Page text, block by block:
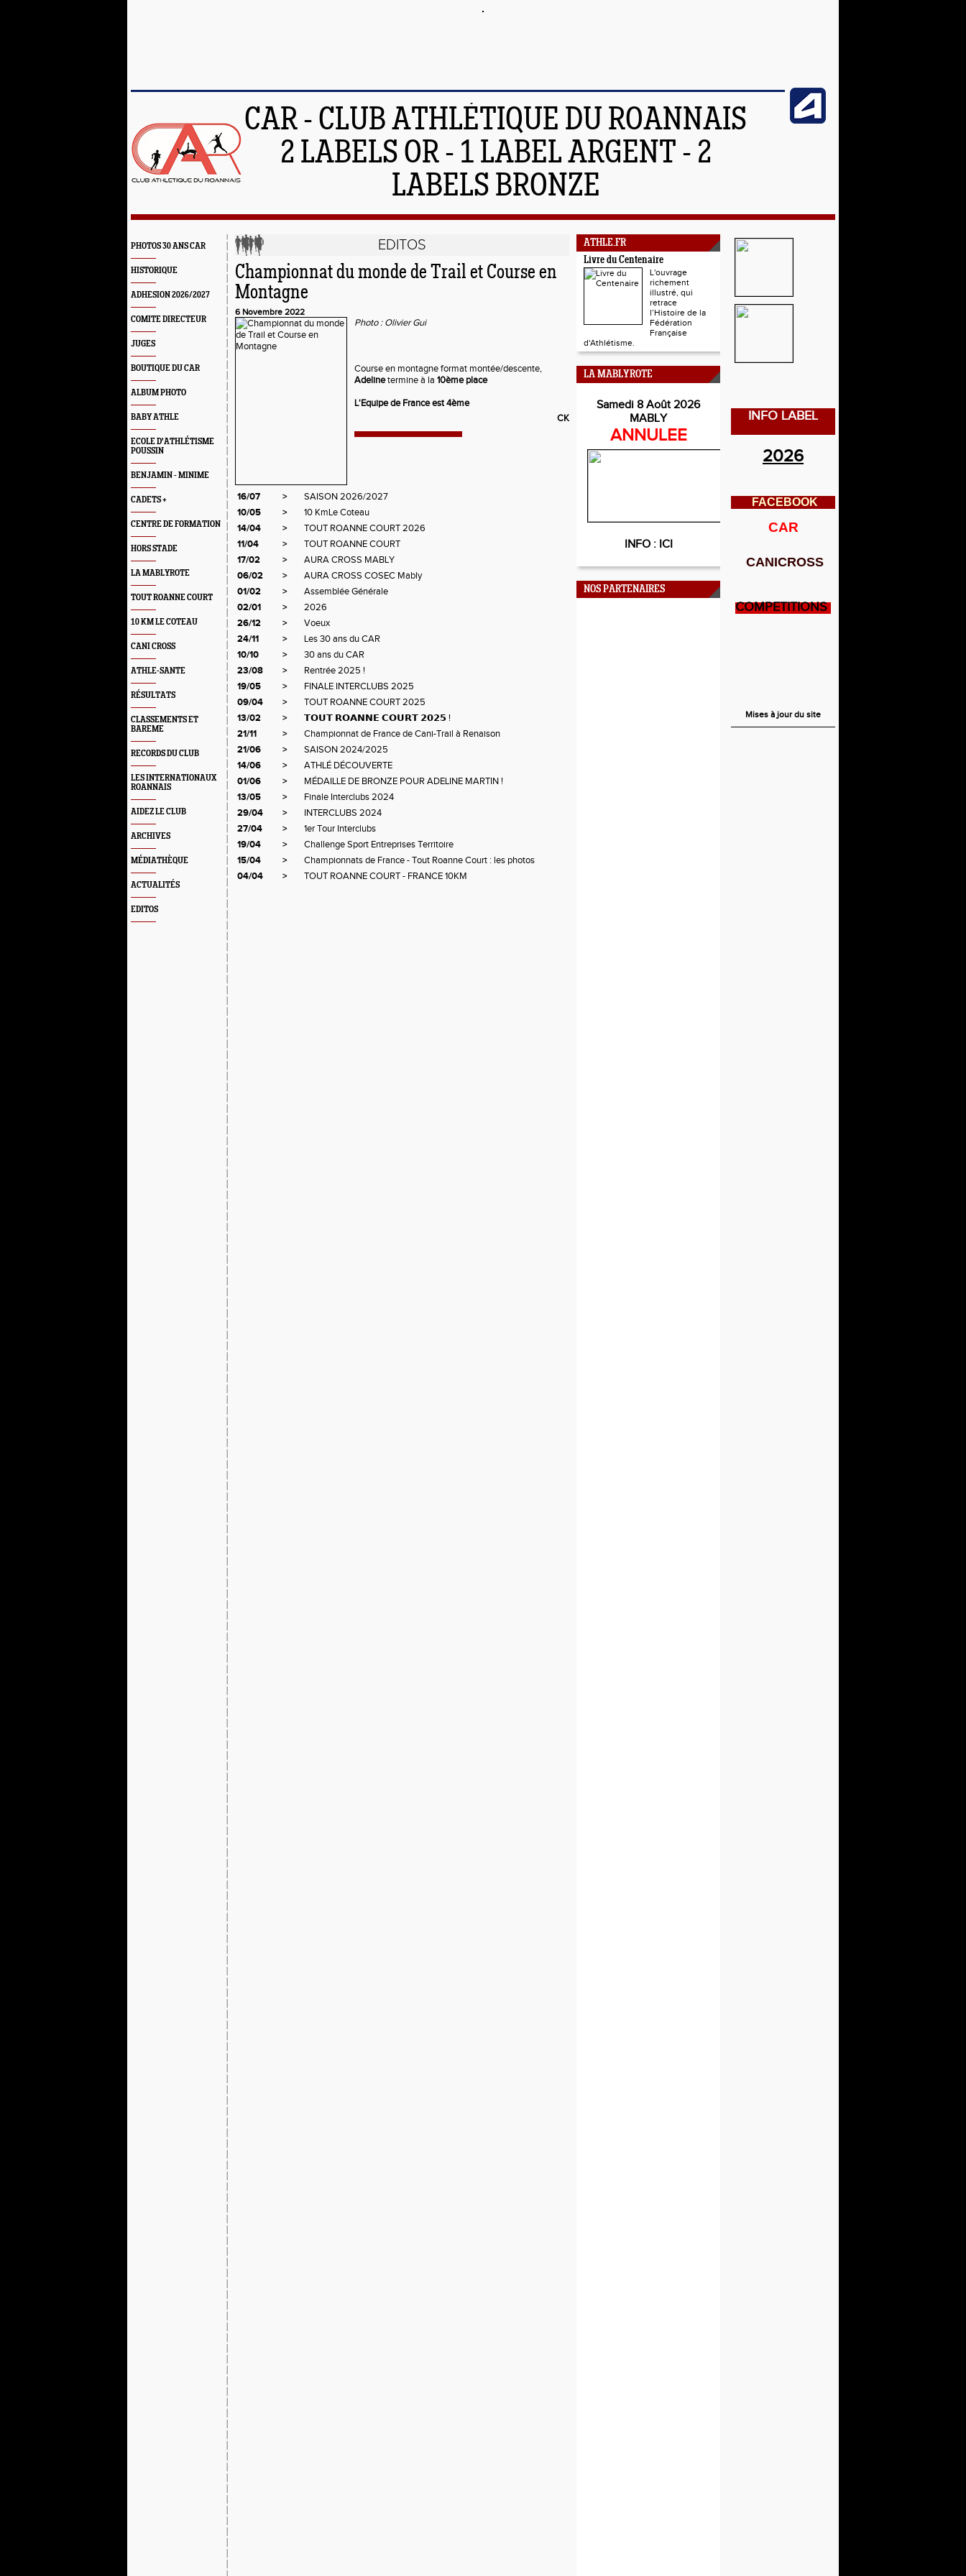
CAR - CLUB ATHLÉTIQUE DU ROANNAIS
2 LABELS OR - 1 LABEL ARGENT - 2
LABELS BRONZE
PHOTOS 30 ANS CAR
HISTORIQUE
ADHESION 2026/2027
COMITE DIRECTEUR
JUGES
BOUTIQUE DU CAR
ALBUM PHOTO
BABY ATHLE
ECOLE D'ATHLÉTISME
POUSSIN
BENJAMIN - MINIME
CADETS +
CENTRE DE FORMATION
HORS STADE
LA MABLYROTE
TOUT ROANNE COURT
10 KM LE COTEAU
CANI CROSS
ATHLE-SANTE
RÉSULTATS
CLASSEMENTS ET
BAREME
RECORDS DU CLUB
LES INTERNATIONAUX
ROANNAIS
AIDEZ LE CLUB
ARCHIVES
MÉDIATHÈQUE
ACTUALITÉS
EDITOS
EDITOS
Championnat du monde de Trail et Course en
Montagne
6 Novembre 2022
Photo : Olivier Gui
Course en montagne format montée/descente,
Adelinetermine à la 10ème place
L'Equipe de France est 4ème
CK
16/07 >
SAISON 2026/2027
10/05
>
10 KmLe Coteau
14/04
>
TOUT ROANNE COURT 2026
11/04
>
TOUT ROANNE COURT
17/02
>
AURA CROSS MABLY
06/02
>
AURA CROSS COSEC Mably
01/02
>
Assemblée Générale
02/01
>
2026
26/12
>
Voeux
24/11
>
Les 30 ans du CAR
10/10
>
30 ans du CAR
23/08
>
Rentrée 2025 !
19/05
>
FINALE INTERCLUBS 2025
09/04
>
TOUT ROANNE COURT 2025
13/02
>
𝗧𝗢𝗨𝗧 𝗥𝗢𝗔𝗡𝗡𝗘 𝗖𝗢𝗨𝗥𝗧 𝟮𝟬𝟮𝟱 !
21/11
>
Championnat de France de Cani-Trail à Renaison
21/06
>
SAISON 2024/2025
14/06
>
ATHLÉ DÉCOUVERTE
01/06
>
MÉDAILLE DE BRONZE POUR ADELINE MARTIN !
13/05
>
Finale Interclubs 2024
29/04
>
INTERCLUBS 2024
27/04
>
1er Tour Interclubs
19/04
>
Challenge Sport Entreprises Territoire
15/04
>
Championnats de France - Tout Roanne Court : les photos
04/04
> TOUT ROANNE COURT - FRANCE 10KM
ATHLE.FR
Livre du Centenaire
L'ouvrage
richement
illustré, qui
retrace
l’Histoire de la
Fédération
Française
d'Athlétisme.
LA MABLYROTE
Samedi 8 Août 2026
MABLY
ANNULEE
INFO : ICI
NOS PARTENAIRES
INFO LABEL
2026
FACEBOOK
CAR
CANICROSS
COMPETITIONS
Mises à jour du site